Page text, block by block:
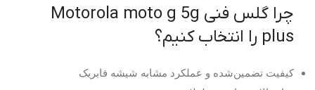
چرا گلس فنی Motorola moto g 5g
plus را انتخاب کنیم؟
کیفیت تضمین‌شده و عملکرد مشابه شیشه فابریک